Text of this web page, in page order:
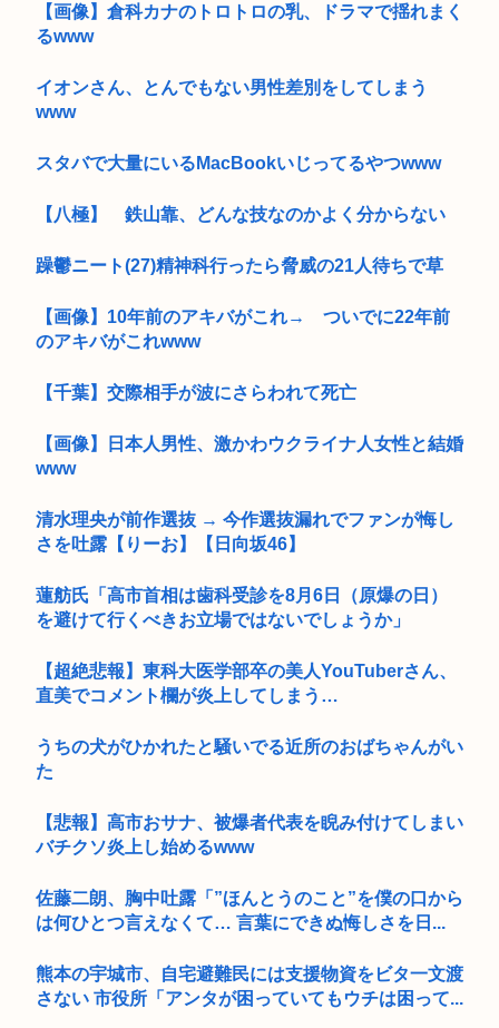
【画像】倉科カナのトロトロの乳、ドラマで揺れまく
るwww
イオンさん、とんでもない男性差別をしてしまう
www
スタバで大量にいるMacBookいじってるやつwww
【八極】 鉄山靠、どんな技なのかよく分からない
躁鬱ニート(27)精神科行ったら脅威の21人待ちで草
【画像】10年前のアキバがこれ→ ついでに22年前
のアキバがこれwww
【千葉】交際相手が波にさらわれて死亡
【画像】日本人男性、激かわウクライナ人女性と結婚
www
清水理央が前作選抜 → 今作選抜漏れでファンが悔し
さを吐露【りーお】【日向坂46】
蓮舫氏「高市首相は歯科受診を8月6日（原爆の日）
を避けて行くべきお立場ではないでしょうか」
【超絶悲報】東科大医学部卒の美人YouTuberさん、
直美でコメント欄が炎上してしまう…
うちの犬がひかれたと騒いでる近所のおばちゃんがい
た
【悲報】高市おサナ、被爆者代表を睨み付けてしまい
バチクソ炎上し始めるwww
佐藤二朗、胸中吐露「”ほんとうのこと”を僕の口から
は何ひとつ言えなくて… 言葉にできぬ悔しさを日...
熊本の宇城市、自宅避難民には支援物資をビタ一文渡
さない 市役所「アンタが困っていてもウチは困って...